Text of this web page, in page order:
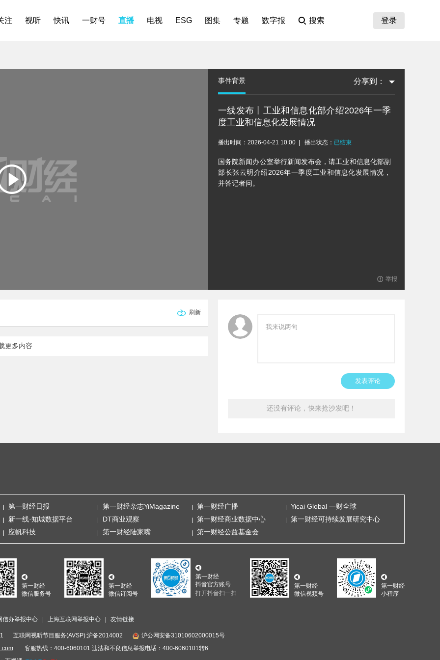
注 视听 快讯 一财号 直播 电视 ESG 图集 专题 数字报 搜索 登录
分享到：
事件背景
一线发布丨工业和信息化部介绍2026年一季
度工业和信息化发展情况
播出时间：2026-04-21 10:00 播出状态： 已结束
国务院新闻办公室举行新闻发布会，请工业和信息化部副
部长张云明介绍2026年一季度工业和信息化发展情况，
并答记者问。
举报
刷新
更多内容
发表评论
还没有评论，快来抢沙发吧！
第一财经日报 第一财经杂志YiMagazine 第一财经广播
Yicai Global 一财全球
新一线·知城数据平台 DT商业观察 第一财经商业数据中心
第一财经可持续发展研究中心
应帆科技 第一财经陆家嘴 第一财经公益基金会
第一财经
微信服务号
第一财经
微信订阅号
第一财经
抖音官方账号
打开抖音扫一扫
第一财经
微信视频号
第一财经
小程序
信办举报中心 上海互联网举报中心 友情链接
互联网视听节目服务(AVSP):沪备2014002
沪公网安备31010602000015号
客服热线：400-6060101 违法和不良信息举报电话：400-6060101转6